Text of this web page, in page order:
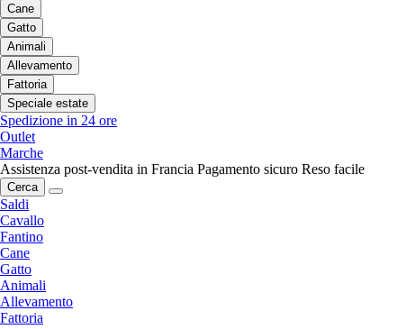
Cane
Gatto
Animali
Allevamento
Fattoria
Speciale estate
Spedizione in 24 ore
Outlet
Marche
Assistenza post-vendita in Francia Pagamento sicuro Reso facile
Cerca
Saldi
Cavallo
Fantino
Cane
Gatto
Animali
Allevamento
Fattoria